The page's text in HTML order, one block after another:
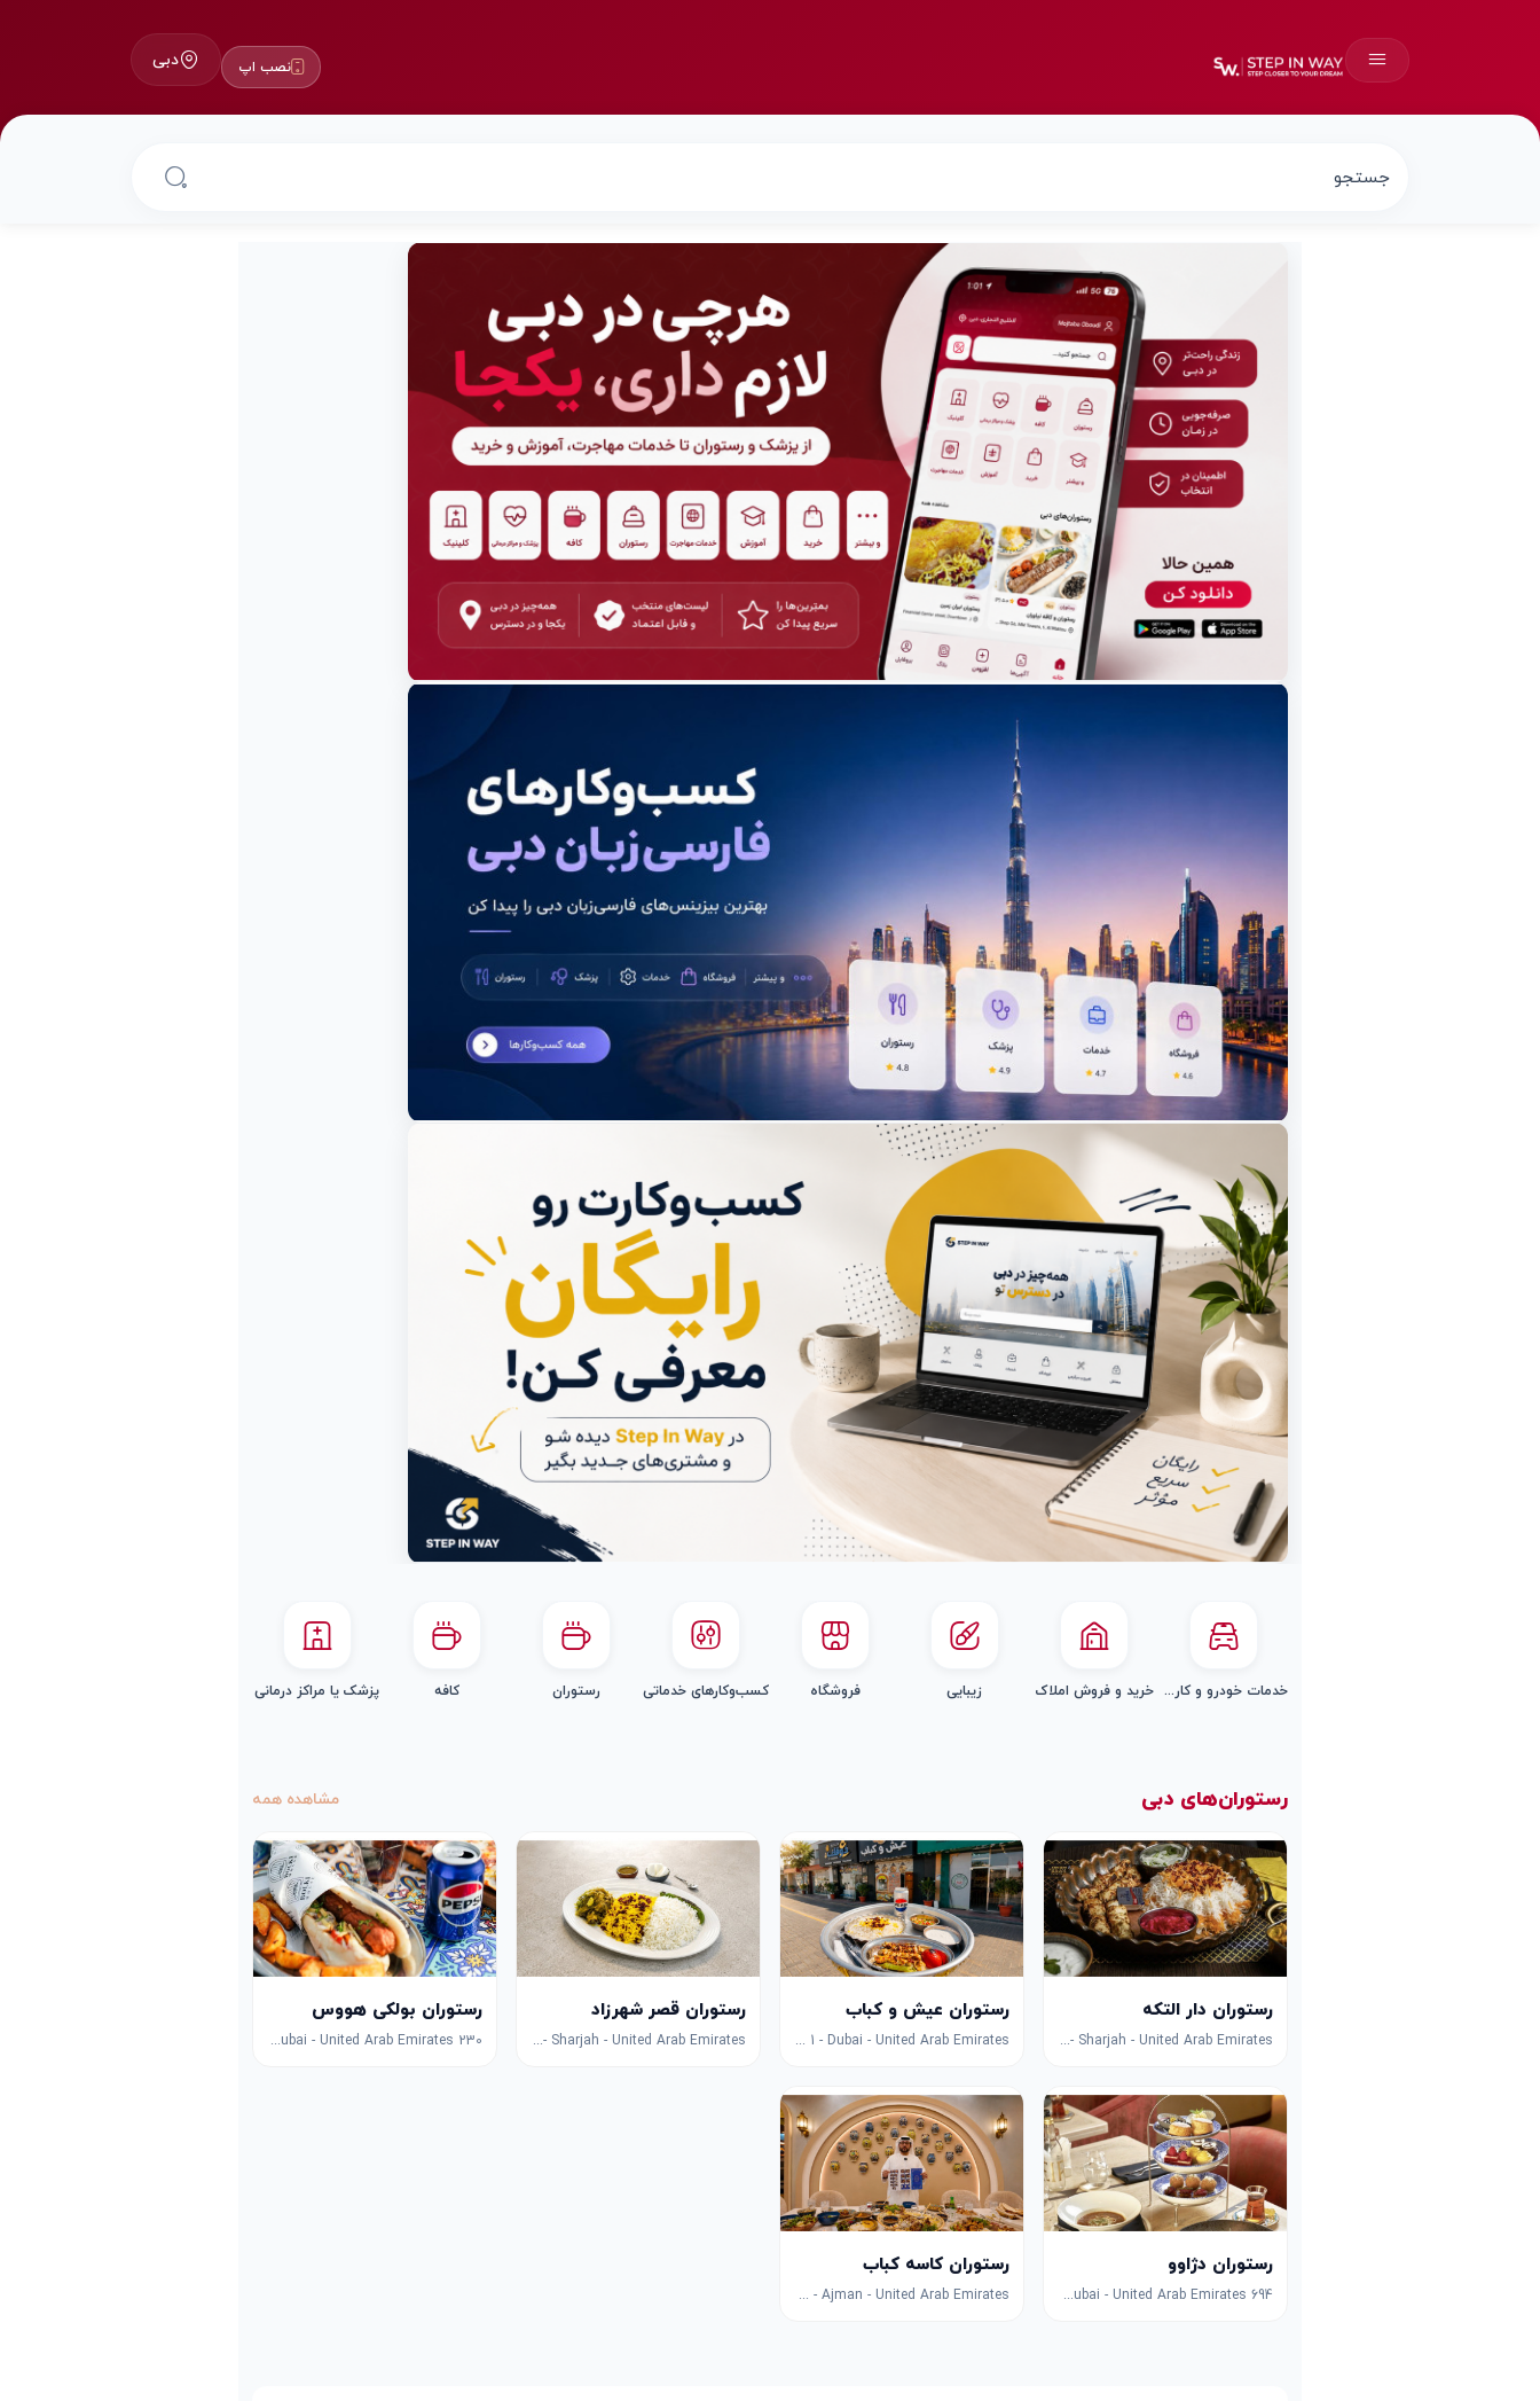
نصب اپ دبی
خدمات خودرو و کارواش خرید و فروش املاک زیبایی فروشگاه کسب‌وکارهای خدماتی رستوران کافه پزشک یا مراکز درمانی
رستوران‌های دبی مشاهده همه
رستوران دار التکه
8F53+FPG - University City Rd - Muwaileh Commercial - Industrial Area - Sharjah - United Arab Emirates
رستوران عیش و کباب
6GJ2+VW7 - Al Khawaneej - Al Khawaneej 1 - Dubai - United Arab Emirates
رستوران قصر شهرزاد
Corniche ,khor fakkan - 985X+FCG - Hayawa 3 - Sharjah - United Arab Emirates
رستوران بولکی هووس
230 Jumeirah St - Jumeirah - Jumeirah 1 - Dubai - United Arab Emirates
رستوران دژاوو
694 Sheikh Zayed Rd - Al Manara - Dubai - United Arab Emirates
رستوران کاسه کباب
9GG7+H3G - Ajman - United Arab Emirates